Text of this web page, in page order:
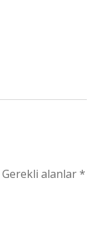
Gerekli alanlar*